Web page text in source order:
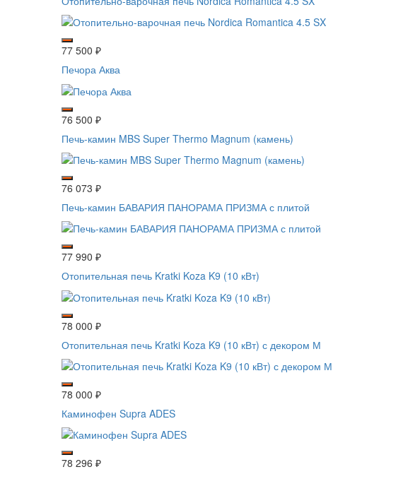
77 500 ₽
Печора Аква
76 500 ₽
Печь-камин MBS Super Thermo Magnum (камень)
76 073 ₽
Печь-камин БАВАРИЯ ПАНОРАМА ПРИЗМА с плитой
77 990 ₽
Отопительная печь Kratki Koza K9 (10 кВт)
78 000 ₽
Отопительная печь Kratki Koza K9 (10 кВт) с декором М
78 000 ₽
Каминофен Supra ADES
78 296 ₽